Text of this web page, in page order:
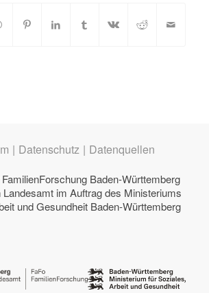
| Datenschutz | Datenquellen
FamilienForschung Baden-Württemberg
im Auftrag des Ministeriums
und Gesundheit Baden-Württemberg